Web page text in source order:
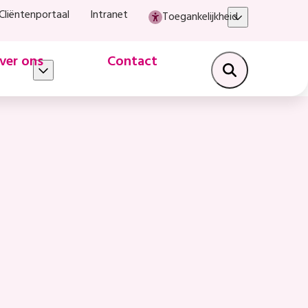
Intranet Toegankelijkheid
ons Contact